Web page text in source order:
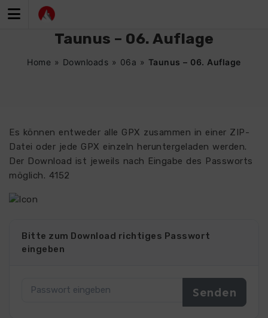
Inhalt
Taunus – 06. Auflage
Home » Downloads » 06a » Taunus – 06. Auflage
Es können entweder alle GPX zusammen in einer ZIP-
Datei oder jede GPX einzeln heruntergeladen werden.
Der Download ist jeweils nach Eingabe des Passworts
möglich. 4152
Bitte zum Download richtiges Passwort
eingeben